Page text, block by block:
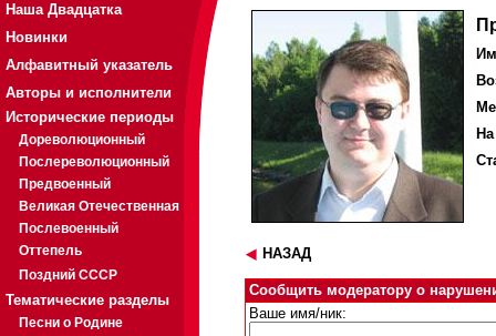
Наша Двадцатка
Новинки
Алфавитный указатель
Авторы и исполнители
Исторические периоды
Дореволюционный
Послереволюционный
Предвоенный
Великая Отечественная
Послевоенный
Оттепель
Поздний СССР
Тематические разделы
Песни о Родине
НАЗАД
Сообщить модератору о
Ваше имя/ник: